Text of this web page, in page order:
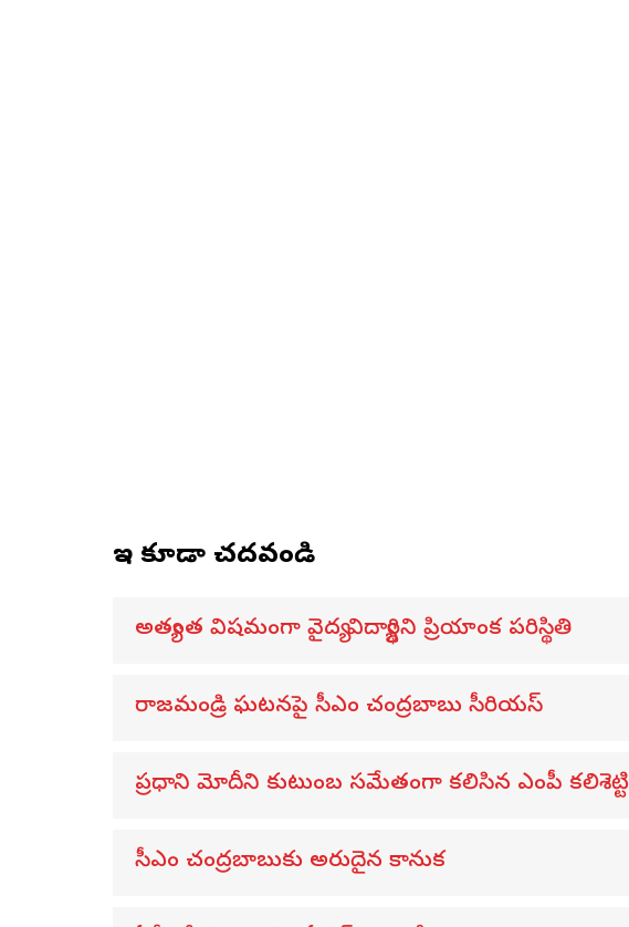
ఇవి కూడా చదవండి
అత్యంత విషమంగా వైద్య విద్యార్థిని ప్రియాంక పరిస్థితి
రాజమండ్రి ఘటనపై సీఎం చంద్రబాబు సీరియస్
ప్రధాని మోదీని కుటుంబ సమేతంగా కలిసిన ఎంపీ కలిశెట్టి
సీఎం చంద్రబాబుకు అరుదైన కానుక